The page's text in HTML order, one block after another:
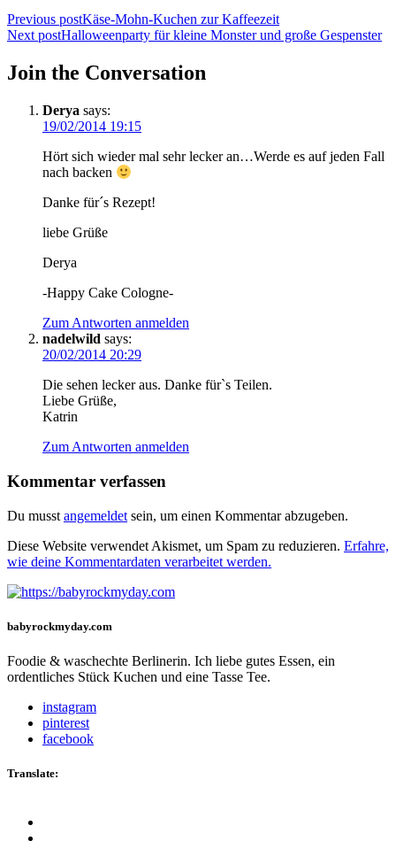
Beitragsnavigation
Previous postKäse-Mohn-Kuchen zur Kaffeezeit
Next postHalloweenparty für kleine Monster und große Gespenster
Join the Conversation
Derya says:
19/02/2014 19:15
Hört sich wieder mal sehr lecker an…Werde es auf jeden Fall
nach backen
Danke für´s Rezept!
liebe Grüße
Derya
-Happy Cake Cologne-
Zum Antworten anmelden
nadelwild says:
20/02/2014 20:29
Die sehen lecker aus. Danke für`s Teilen.
Liebe Grüße,
Katrin
Zum Antworten anmelden
Kommentar verfassen
Du musst angemeldet sein, um einen Kommentar abzugeben.
Diese Website verwendet Akismet, um Spam zu reduzieren. Erfahre,
wie deine Kommentardaten verarbeitet werden.
babyrockmyday.com
Foodie & waschechte Berlinerin. Ich liebe gutes Essen, ein
ordentliches Stück Kuchen und eine Tasse Tee.
instagram
pinterest
facebook
Translate: